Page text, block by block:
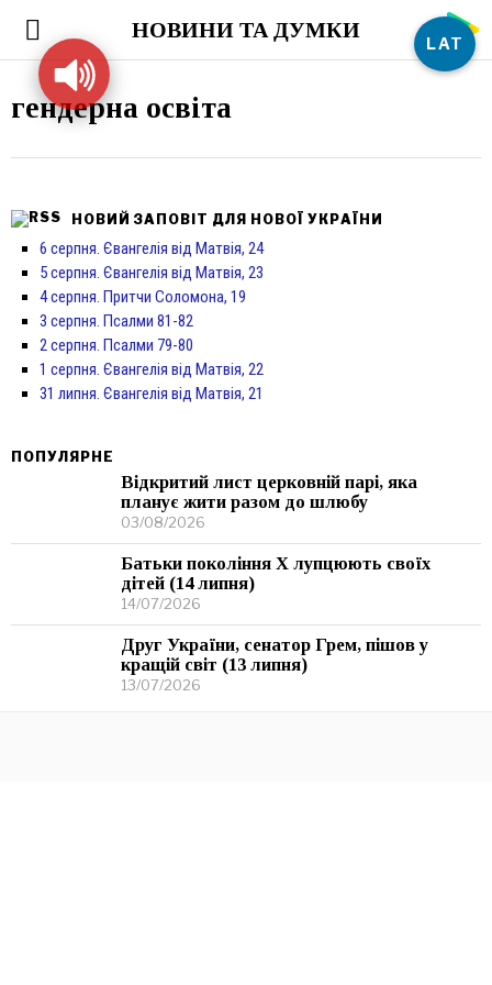
НОВИНИ ТА ДУМКИ
гендерна освіта
НОВИЙ ЗАПОВІТ ДЛЯ НОВОЇ УКРАЇНИ
6 серпня. Євангелія від Матвія, 24
5 серпня. Євангелія від Матвія, 23
4 серпня. Притчи Соломона, 19
3 серпня. Псалми 81-82
2 серпня. Псалми 79-80
1 серпня. Євангелія від Матвія, 22
31 липня. Євангелія від Матвія, 21
ПОПУЛЯРНЕ
Відкритий лист церковній парі, яка
планує жити разом до шлюбу
03/08/2026
Батьки покоління Х лупцюють своїх
дітей (14 липня)
14/07/2026
Друг України, сенатор Грем, пішов у
кращій світ (13 липня)
13/07/2026
LAT